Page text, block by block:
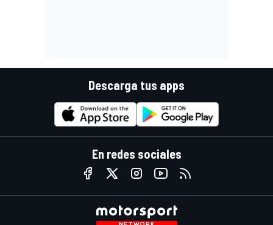
Descarga tus apps
En redes sociales